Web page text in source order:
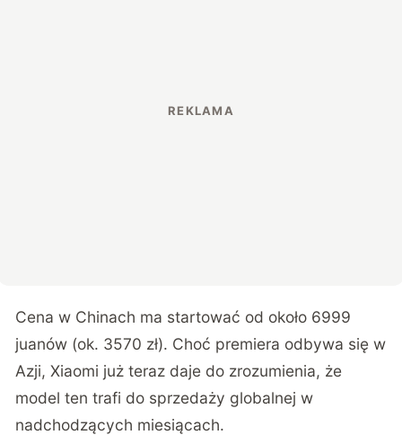
Cena w Chinach ma startować od około 6999
juanów (ok. 3570 zł). Choć premiera odbywa się w
Azji, Xiaomi już teraz daje do zrozumienia, że
model ten trafi do sprzedaży globalnej w
nadchodzących miesiącach.